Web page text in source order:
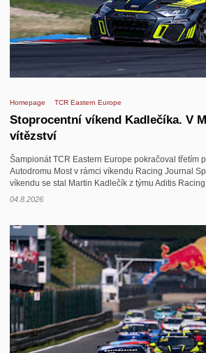
Homepage TCR Eastern Europe
Stoprocentní víkend Kadlečíka. V
vítězství
Šampionát TCR Eastern Europe pokračoval třetím
Autodromu Most v rámci víkendu Racing Journal
víkendu se stal Martin Kadlečík z týmu Aditis
04.8.2026